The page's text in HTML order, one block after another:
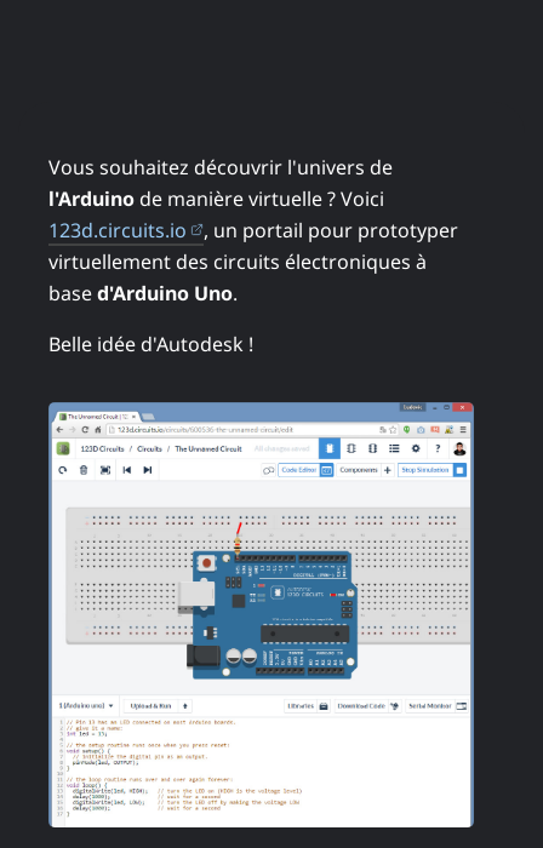
Vous souhaitez découvrir l'univers de
l'Arduino de manière virtuelle ? Voici
123d.circuits.io
(ouvre dans un nouvel onglet)
, un portail pour prototyper
virtuellement des circuits électroniques à
based'Arduino Uno.
Belle idée d'Autodesk !